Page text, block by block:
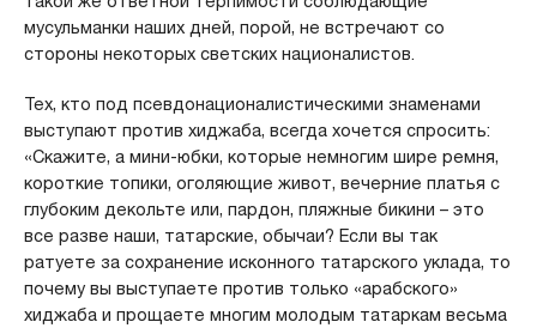
мусульманки наших дней, порой, не встречают со
стороны некоторых светских националистов.
Тех, кто под псевдонационалистическими знаменами
выступают против хиджаба, всегда хочется спросить:
«Скажите, а мини-юбки, которые немногим шире ремня,
короткие топики, оголяющие живот, вечерние платья с
глубоким декольте или, пардон, пляжные бикини – это
все разве наши, татарские, обычаи? Если вы так
ратуете за сохранение исконного татарского уклада, то
почему вы выступаете против только «арабского»
хиджаба и прощаете многим молодым татаркам весьма